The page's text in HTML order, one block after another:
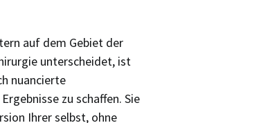
auf dem Gebiet der
unterscheidet, ist
nuancierte
zu schaffen. Sie
Ihrer selbst, ohne